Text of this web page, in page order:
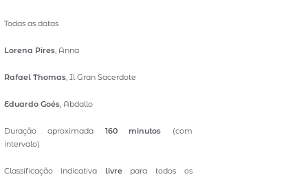
Todas as datas
Lorena Pires, Anna
Rafael Thomas, Il Gran Sacerdote
Eduardo Goés, Abdallo
Duração aproximada 160 minutos (com
intervalo)
Classificação indicativa livrepara todos os